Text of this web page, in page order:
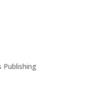
Publishing